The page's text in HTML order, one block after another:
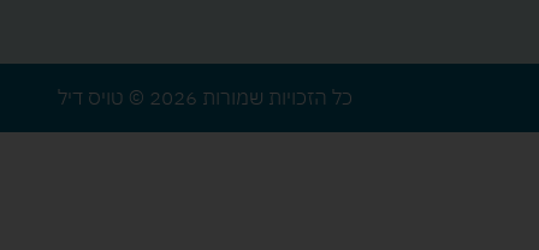
כל הזכויות שמורות 2026 © טויס דיל